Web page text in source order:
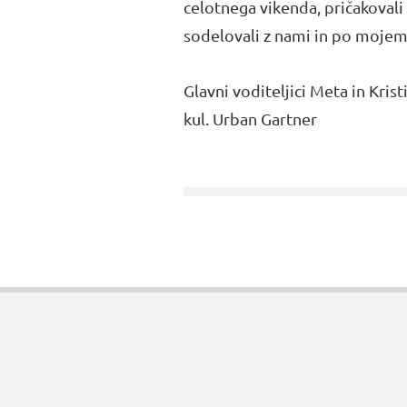
celotnega vikenda,
sodelovali z nami in po
Glavni voditeljici Meta in
kul. Urban Gartner